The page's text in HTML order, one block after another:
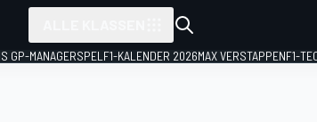
GP-MANAGERSPEL F1-KALENDER 2026MAX VERSTAPPENF1-